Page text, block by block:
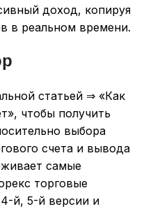
доход, копируя
в реальном времени.
статьей ⇒ «Как
чтобы получить
выбора
счета и вывода
самые
торговые
й, 5-й версии и